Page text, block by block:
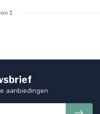
1
aanbiedingen